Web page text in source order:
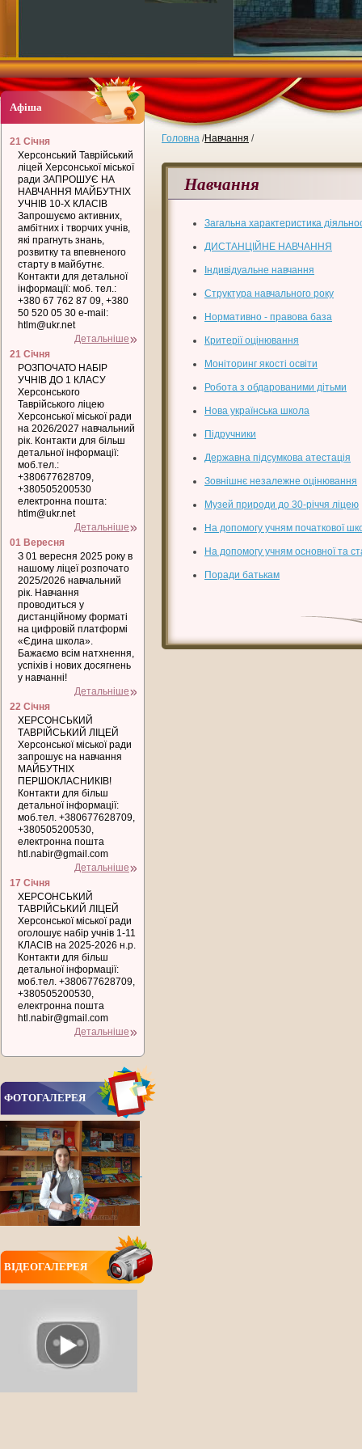
Головна /Навчання /
Навчання
Загальна характеристика
ДИСТАНЦІЙНЕ НАВЧАННЯ
Індивідуальне навчання
Структура навчального року
Нормативно - правова база
Критерії оцінювання
Моніторинг якості освіти
Робота з обдарованими дітьми
Нова українська школа
Підручники
Державна підсумкова атестація
Зовнішнє незалежне оцінювання
Музей природи до 30-річчя ліцею
На допомогу учням початкової
На допомогу учням основної та
Поради батькам
Афіша
21 Січня
Херсонський Таврійський
ліцей Херсонської міської
ради ЗАПРОШУЄ НА
НАВЧАННЯ МАЙБУТНІХ
УЧНІВ 10-Х КЛАСІВ
Запрошуємо активних,
амбітних і творчих учнів,
які прагнуть знань,
розвитку та впевненого
старту в майбутнє.
Контакти для детальної
інформації: моб. тел.:
+380 67 762 87 09, +380
50 520 05 30 e-mail:
htlm@ukr.net
Детальніше
21 Січня
РОЗПОЧАТО НАБІР
УЧНІВ ДО 1 КЛАСУ
Херсонського
Таврійського ліцею
Херсонської міської ради
на 2026/2027 навчальний
рік. Контакти для більш
детальної інформації:
моб.тел.:
+380677628709,
+380505200530
електронна пошта:
htlm@ukr.net
Детальніше
01 Вересня
З 01 вересня 2025 року в
нашому ліцеї розпочато
2025/2026 навчальний
рік. Навчання
проводиться у
дистанційному форматі
на цифровій платформі
«Єдина школа».
Бажаємо всім натхнення,
успіхів і нових досягнень
у навчанні!
Детальніше
22 Січня
ХЕРСОНСЬКИЙ
ТАВРІЙСЬКИЙ ЛІЦЕЙ
Херсонської міської ради
запрошує на навчання
МАЙБУТНІХ
ПЕРШОКЛАСНИКІВ!
Контакти для більш
детальної інформації:
моб.тел. +380677628709,
+380505200530,
електронна пошта
htl.nabir@gmail.com
Детальніше
17 Січня
ХЕРСОНСЬКИЙ
ТАВРІЙСЬКИЙ ЛІЦЕЙ
Херсонської міської ради
оголошує набір учнів 1-11
КЛАСІВ на 2025-2026 н.р.
Контакти для більш
детальної інформації:
моб.тел. +380677628709,
+380505200530,
електронна пошта
htl.nabir@gmail.com
Детальніше
ФОТОГАЛЕРЕЯ
ВIДЕОГАЛЕРЕЯ